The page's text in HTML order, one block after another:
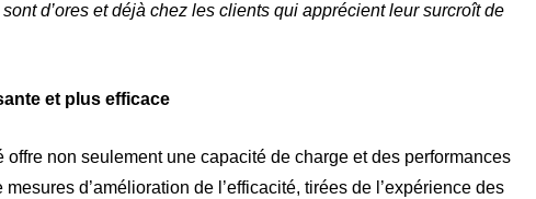
d’ores et déjà chez les clients qui apprécient leur surcroît de
et plus efficace
offre non seulement une capacité de charge et des performances
d’amélioration de l’efficacité, tirées de l’expérience des